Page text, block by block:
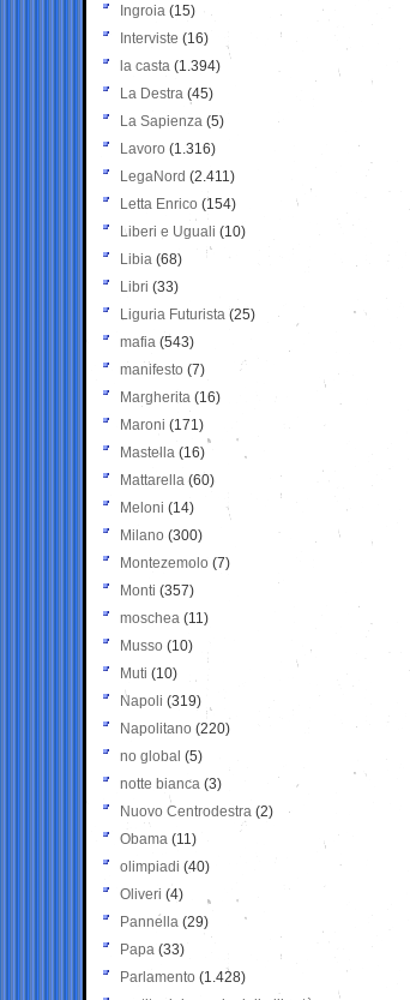
Ingroia (15)
Interviste (16)
la casta (1.394)
La Destra (45)
La Sapienza (5)
Lavoro (1.316)
LegaNord (2.411)
Letta Enrico (154)
Liberi e Uguali (10)
Libia (68)
Libri (33)
Liguria Futurista (25)
mafia (543)
manifesto (7)
Margherita (16)
Maroni (171)
Mastella (16)
Mattarella (60)
Meloni (14)
Milano (300)
Montezemolo (7)
Monti (357)
moschea (11)
Musso (10)
Muti (10)
Napoli (319)
Napolitano (220)
no global (5)
notte bianca (3)
Nuovo Centrodestra (2)
Obama (11)
olimpiadi (40)
Oliveri (4)
Pannella (29)
Papa (33)
Parlamento (1.428)